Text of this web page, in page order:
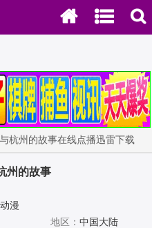
杭州的故事在线点播迅雷下载
州的故事
漫
地区： 中国大陆